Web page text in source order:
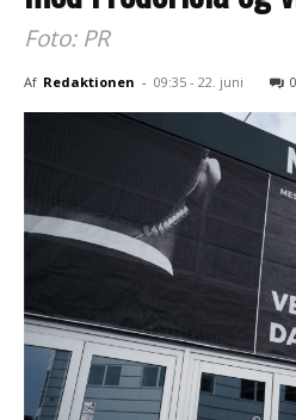
Foto: PR
Af Redaktionen - 09:35 - 22. juni 0